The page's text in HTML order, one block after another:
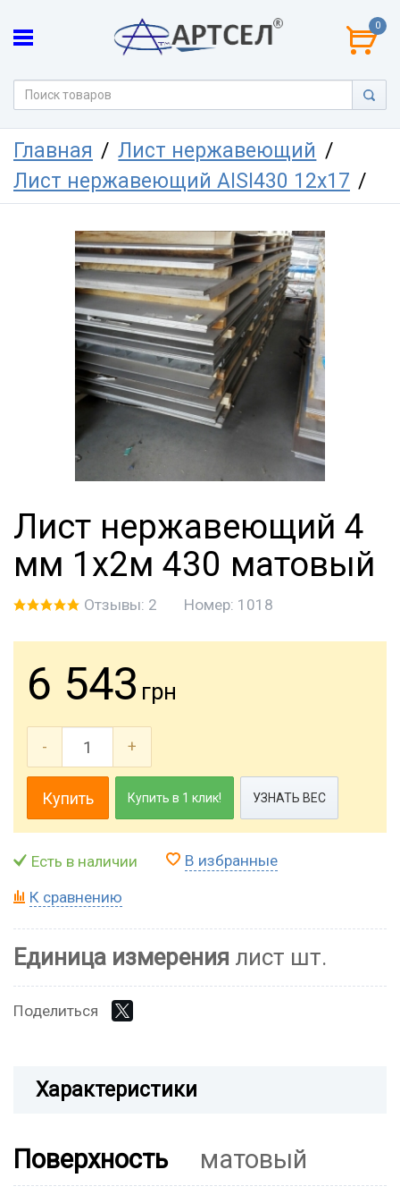
0
Главная
Лист нержавеющий
Лист нержавеющий AISI430 12х17
Лист нержавеющий 4
мм 1х2м 430 матовый
Отзывы: 2 Номер: 1018
6 543 грн
- +
Купить Купить в 1 клик! УЗНАТЬ ВЕС
Есть в наличии В избранные
К сравнению
Единица измерения лист шт.
Поделиться
Характеристики
Поверхность
матовый